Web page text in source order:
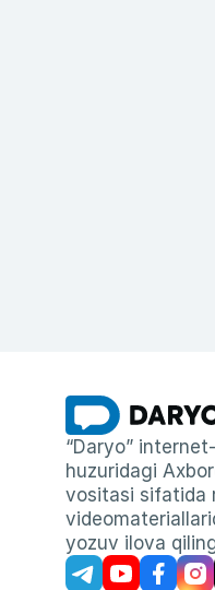
“Daryo”
huzuridagi
vositasi sifatida
yozuv ilova